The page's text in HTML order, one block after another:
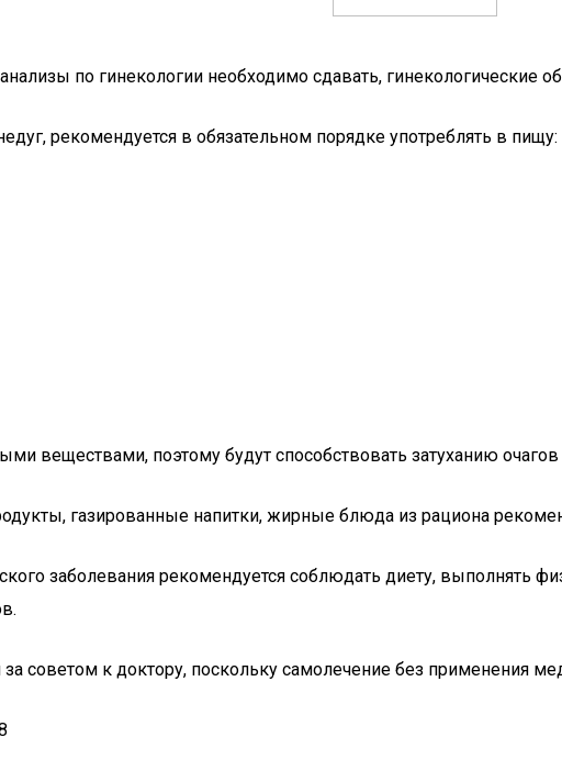
по гинекологии необходимо сдавать, гинекологические
рекомендуется в обязательном порядке употреблять в пищу:
веществами, поэтому будут способствовать затуханию очагов
газированные напитки, жирные блюда из рациона
заболевания рекомендуется соблюдать диету, выполнять
за советом к доктору, поскольку самолечение без применения